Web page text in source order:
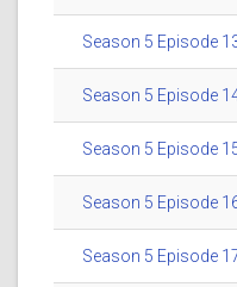
Season 5 Episode
Season 5 Episode
Season 5 Episode
Season 5 Episode
Season 5 Episode